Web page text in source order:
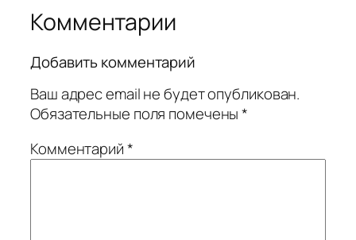
Комментарии
Добавить комментарий
Ваш адрес email не будет опубликован.
Обязательные поля помечены*
Комментарий*